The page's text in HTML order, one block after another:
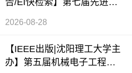
告/EI快检索】第七届先进材
2026-08-28
【IEEE出版|沈阳理工大学主
办】第五届机械电子工程与